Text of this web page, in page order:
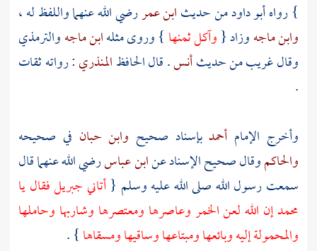
} رواهأبو داودمن حديثابن عمررضي الله عنهما واللفظ له ،
وابن ماجهوزاد {وآكل ثمنها } وروى مثلهابن ماجهوالترمذي
وقال غريب من حديثأنس. قالالحافظالمنذري: رواته ثقات
.
وأخرج الإمام أحمدبإسناد صحيح وابن حبان في صحيحه
والحاكموقال صحيح الإسناد عنابن عباسرضي الله عنهما قال
سمعت رسول الله صلى الله عليه وسلم {أتانيجبريلفقال يا
محمدإن الله لعن الخمر وعاصرها ومعتصرها وشاربها وحاملها
والمحمولة إليه وبائعها ومبتاعها وساقيها ومسقاها} .